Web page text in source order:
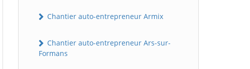
Chantier auto-entrepreneur Armix
Chantier auto-entrepreneur Ars-sur-
Formans